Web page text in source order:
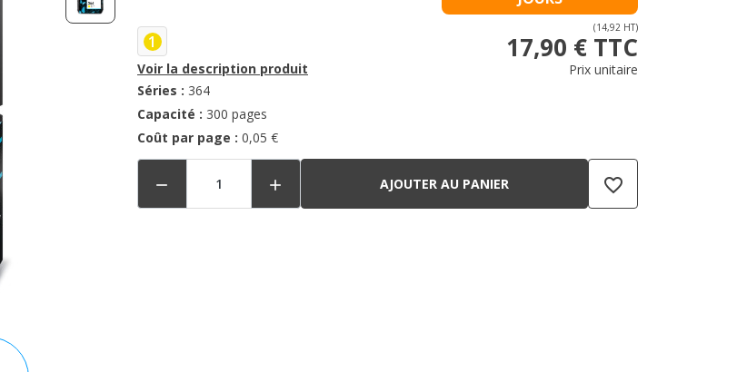
1
Voir la description produit
Séries : 364
Capacité : 300 pages
Coût par page : 0,05 €
(14,92 HT)
17,90 € TTC
Prix unitaire
  AJOUTER AU PANIER favorite_border